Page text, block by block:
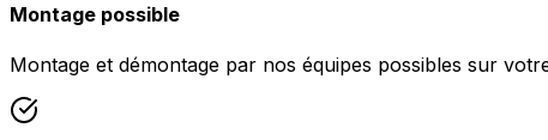
Montage possible
Montage et démontage par nos équipes possibles sur